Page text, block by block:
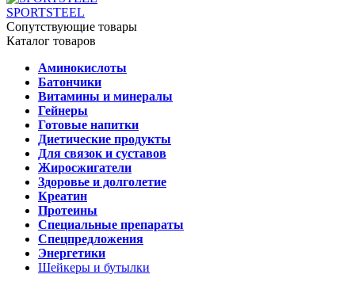
SPORTSTEEL
Сопутствующие товары
Каталог товаров
Аминокислоты
Батончики
Витамины и минералы
Гейнеры
Готовые напитки
Диетические продукты
Для связок и суставов
Жиросжигатели
Здоровье и долголетие
Креатин
Протеины
Специальные препараты
Спецпредложения
Энергетики
Шейкеры и бутылки